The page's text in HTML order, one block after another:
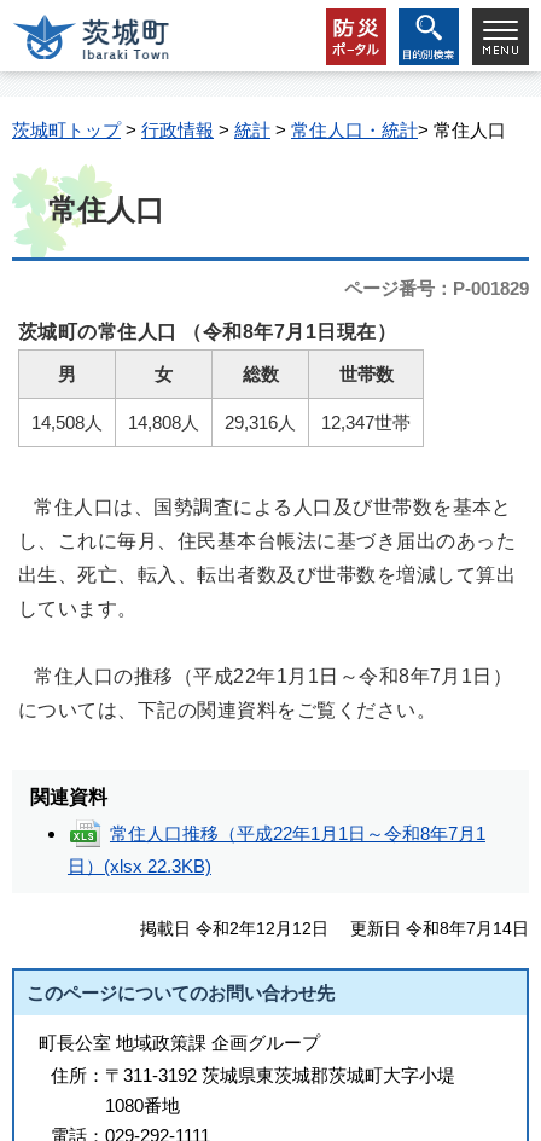
茨城町トップ> 行政情報 > 統計 > 常住人口・統計> 常住人口
常住人口
ページ番号：P-001829
茨城町の常住人口 （令和8年7月1日現在）
男 女 総数 世帯数
14,508人 14,808人 29,316人 12,347世帯
常住人口は、国勢調査による人口及び世帯数を基本と
し、これに毎月、住民基本台帳法に基づき届出のあった
出生、死亡、転入、転出者数及び世帯数を増減して算出
しています。
常住人口の推移（平成22年1月1日～令和8年7月1日）
については、下記の関連資料をご覧ください。
関連資料
常住人口推移（平成22年1月1日～令和8年7月1
日） (xlsx 22.3KB)
掲載日 令和2年12月12日 更新日 令和8年7月14日
このページについてのお問い合わせ先
町長公室 地域政策課 企画グループ
住所： 〒311-3192 茨城県東茨城郡茨城町大字小堤
1080番地
電話： 029-292-1111